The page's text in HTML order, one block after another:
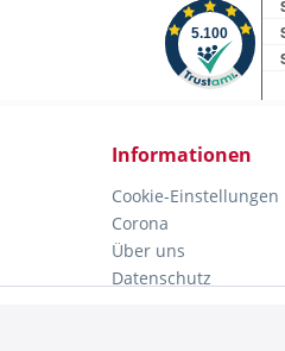
Informationen
Cookie-Einstellungen
Corona
Über uns
Datenschutz